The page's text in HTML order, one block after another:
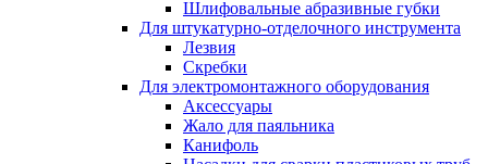
Шлифовальные абразивные губки
Для штукатурно-отделочного инструмента
Лезвия
Скребки
Для электромонтажного оборудования
Аксессуары
Жало для паяльника
Канифоль